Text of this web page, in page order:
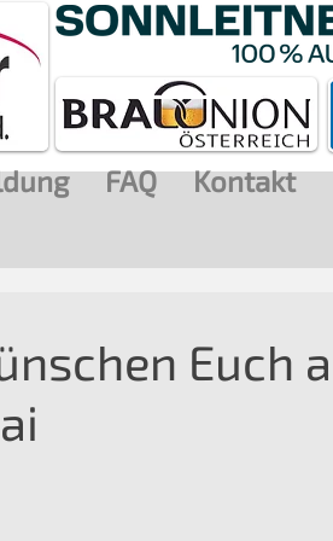
FAQ Kontakt
Euch